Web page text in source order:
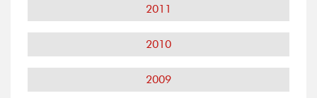
2011
2010
2009